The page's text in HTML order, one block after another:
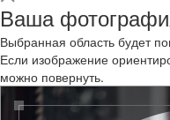
Ваша
Выбранная область будет
Если изображение
можно повернуть.